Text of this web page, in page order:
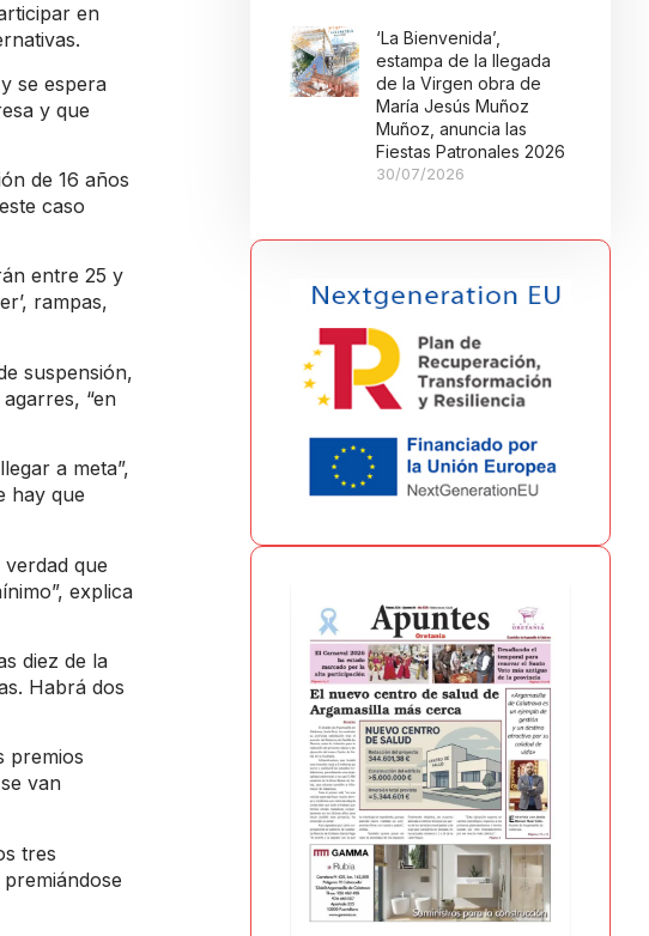
en
se espera
y que
de 16 años
caso
entre 25 y
rampas,
suspensión,
“en
a meta”,
hay que
que
explica
diez de la
Habrá dos
premios
van
tres
‘La Bienvenida’,
estampa de la llegada
de la Virgen obra de
María Jesús Muñoz
Muñoz, anuncia las
Fiestas Patronales 2026
30/07/2026